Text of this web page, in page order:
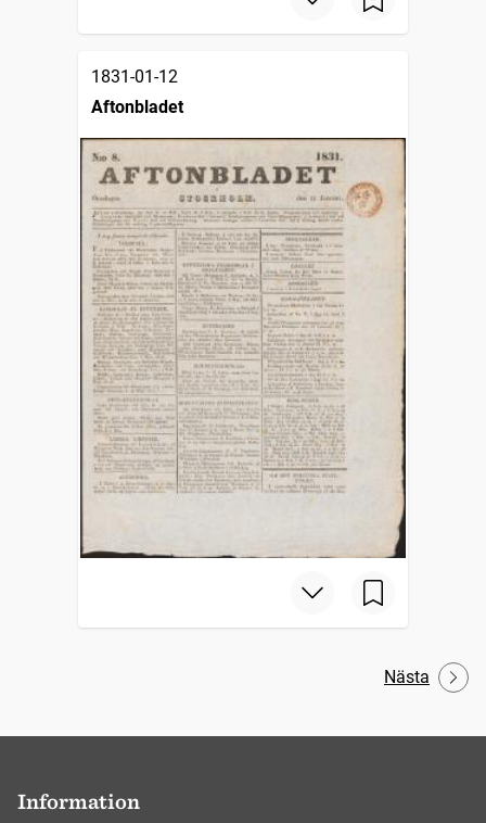
1831-01-12
Aftonbladet
Nästa
Information